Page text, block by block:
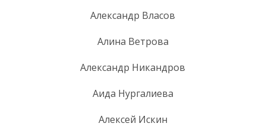
Александр Власов
Алина Ветрова
Александр Никандров
Аида Нургалиева
Алексей Искин